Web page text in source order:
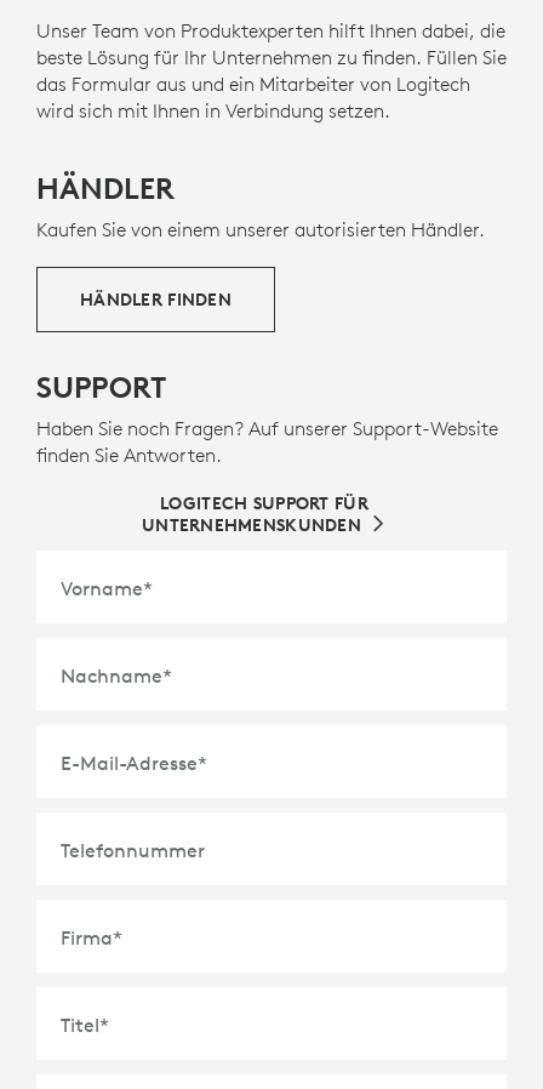
Google Meet
Nur für UC-Version. Erfordert
und ist über natives Bluetooth
für
Microsoft TeamsundZoom zertifiziert. 10 Erfordert
. Dieses
Headset erfüllt auch die strengen Anforderungen des
Intel vProZertifizierungsprogramms für Zubehör und
gewährleistet außergewöhnliche Audioerlebnisse,
es mit einemIntel vPro
verbunden ist. Alle Versionen sind
zertifiziert.
MIT RECYCELTEM KUNSTSTOFF
Die Kunststoffteile in Zone Wireless 2 ES for Business
enthalten zertifizierten RECYCELTER KUNSTSTOFF – 57
% für Grafit, 50 % für Grauweiß und Rosa
ein zweites Leben zu schenken und unseren CO2-
Fußabdruck zu reduzieren.
Unser Team von Produktexperten hilft Ihnen dabei, die
beste Lösung für Ihr Unternehmen zu finden. Füllen Sie
das Formular aus und ein Mitarbeiter von Logitech
wird sich mit Ihnen in Verbindung setzen.
HÄNDLER
Kaufen Sie von einem unserer autorisierten Händler.
HÄNDLER FINDEN
SUPPORT
Haben Sie noch Fragen? Auf unserer Support-Website
finden Sie Antworten.
LOGITECH SUPPORT FÜR
UNTERNEHMENSKUNDEN
Vorname*
Nachname*
E-Mail-Adresse*
Telefonnummer
Firma*
Titel*